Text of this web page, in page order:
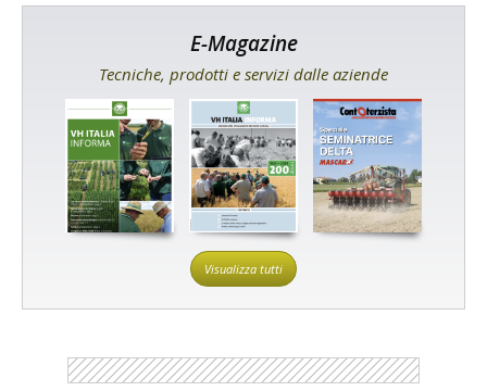
E-Magazine
Tecniche, prodotti e servizi dalle aziende
Visualizza tutti